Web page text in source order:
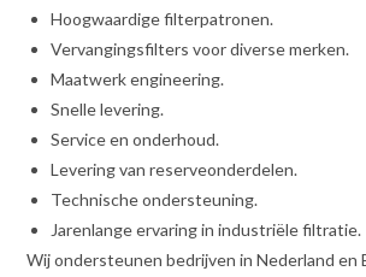
Hoogwaardige filterpatronen.
Vervangingsfilters voor diverse merken.
Maatwerk engineering.
Snelle levering.
Service en onderhoud.
Levering van reserveonderdelen.
Technische ondersteuning.
Jarenlange ervaring in industriële filtratie.
Wij ondersteunen bedrijven in Nederland en